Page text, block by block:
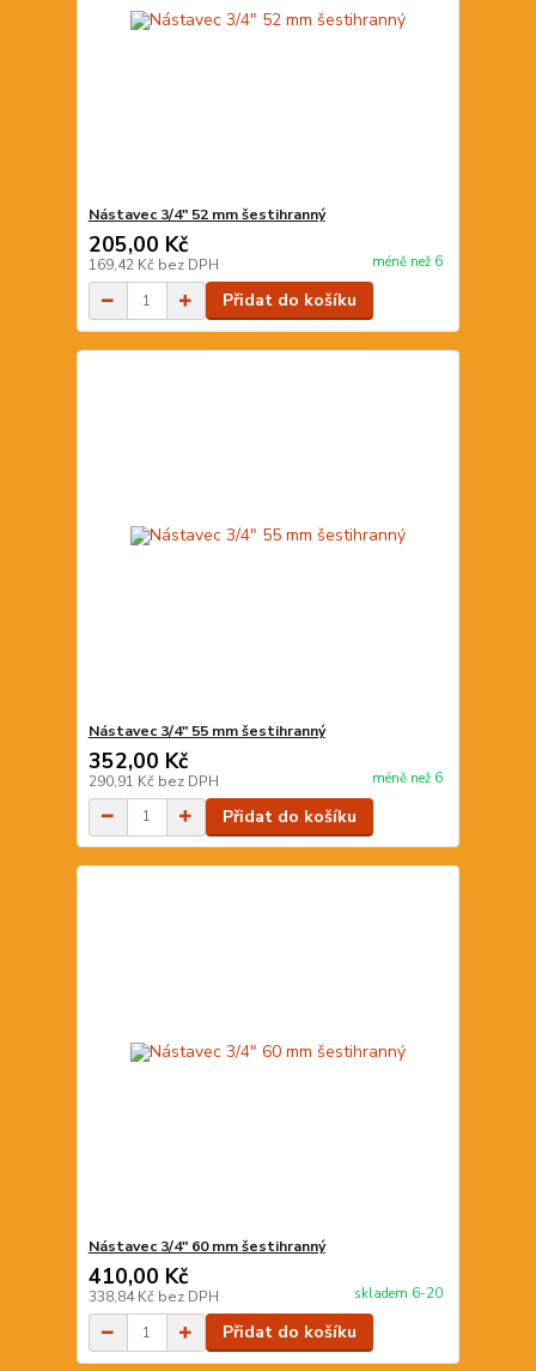
Nástavec 3/4" 52 mm šestihranný
205,00 Kč
169,42 Kč bez DPH méně než 6
Přidat do košíku
Nástavec 3/4" 55 mm šestihranný
352,00 Kč
290,91 Kč bez DPH méně než 6
Přidat do košíku
Nástavec 3/4" 60 mm šestihranný
410,00 Kč
338,84 Kč bez DPH skladem 6-20
Přidat do košíku